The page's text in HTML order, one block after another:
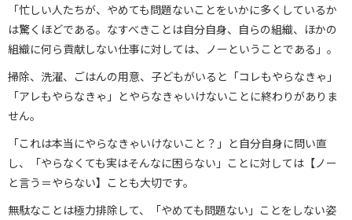
「忙しい人たちが、やめても問題ないことをいかに多くしているか
は驚くほどである。なすべきことは自分自身、自らの組織、ほかの
組織に何ら貢献しない仕事に対しては、ノーということである」。
掃除、洗濯、ごはんの用意、子どもがいると「コレもやらなきゃ」
「アレもやらなきゃ」とやらなきゃいけないことに終わりがありま
せん。
「これは本当にやらなきゃいけないこと？」と自分自身に問い直
し、「やらなくても実はそんなに困らない」ことに対しては【ノー
と言う＝やらない】ことも大切です。
無駄なことは極力排除して、「やめても問題ない」ことをしない姿